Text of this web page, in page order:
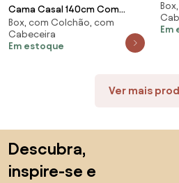
Cama Casal 140cm Com
Cabeceira Many Z37 Bouclê
Off/Caramelo - Mpozenat
Box, com Colchão, com
Cabeceira
Em estoque
Em
Ver mais
Descubra,
inspire-se e